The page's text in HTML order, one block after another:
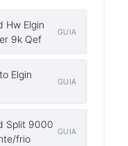
Hw Elgin
9k Qef
GUIA
Elgin
GUIA
Split 9000
frio
GUIA